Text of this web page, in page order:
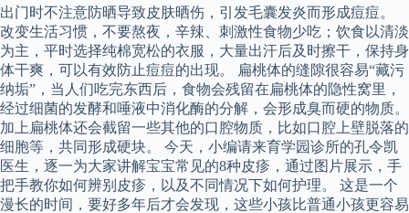
出门时不注意防晒导致皮肤晒伤，引发毛囊发炎而形成痘痘。
改变生活习惯，不要熬夜，辛辣、刺激性食物少吃；饮食以清淡
为主，平时选择纯棉宽松的衣服，大量出汗后及时擦干，保持身
体干爽，可以有效防止痘痘的出现。 扁桃体的缝隙很容易“藏污
纳垢”，当人们吃完东西后，食物会残留在扁桃体的隐性窝里，
经过细菌的发酵和唾液中消化酶的分解，会形成臭而硬的物质。
加上扁桃体还会截留一些其他的口腔物质，比如口腔上壁脱落的
细胞等，共同形成硬块。 今天，小编请来育学园诊所的孔令凯
医生，逐一为大家讲解宝宝常见的8种皮疹，通过图片展示，手
把手教你如何辨别皮疹，以及不同情况下如何护理。 这是一个
漫长的时间，要好多年后才会发现，这些小孩比普通小孩更容易